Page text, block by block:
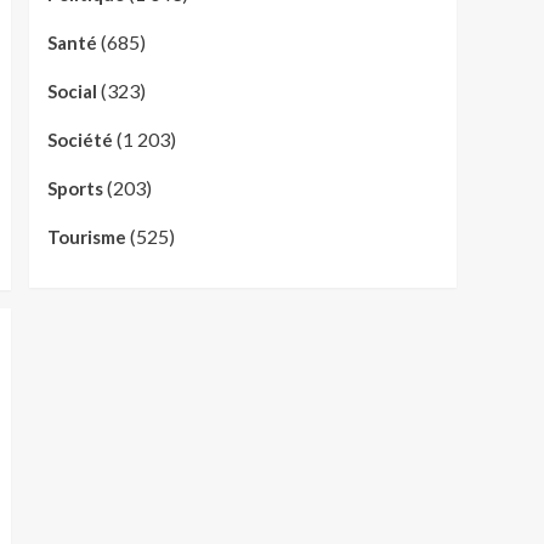
Santé (685)
Social (323)
Société (1 203)
Sports(203)
Tourisme (525)